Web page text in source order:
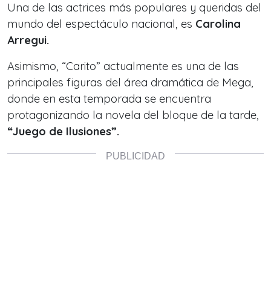
Una de las actrices más populares y queridas del
mundo del espectáculo nacional, es Carolina
Arregui.
Asimismo, “Carito” actualmente es una de las
principales figuras del área dramática de Mega,
donde en esta temporada se encuentra
protagonizando la novela del bloque de la tarde,
“Juego de Ilusiones”.